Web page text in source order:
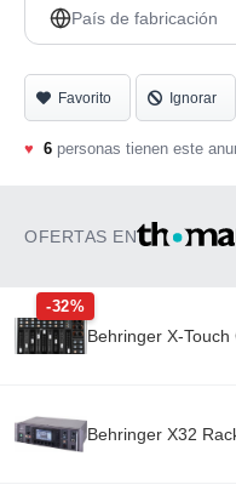
País de fabricación
Favorito Ignorar
♥ 6 personas tienen este
OFERTAS EN
-32%
Behringer X-Touch
Behringer X32